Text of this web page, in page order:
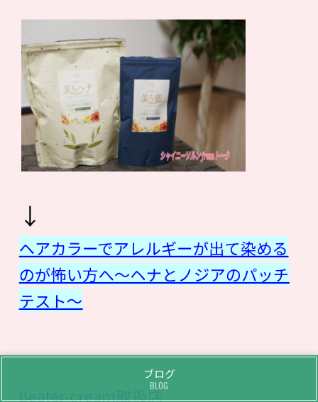
↓
ヘアカラーでアレルギーが出て染める
のが怖い方へ〜ヘナとノジアのパッチ
テスト〜
βeater-cream取扱店
ブログ
BLOG